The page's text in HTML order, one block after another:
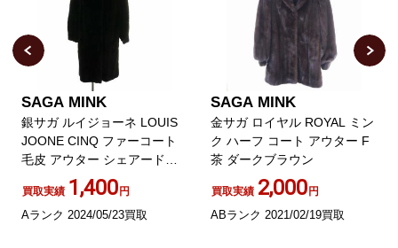
SAGA MINK
銀サガ ルイジョーネ LOUIS
JOONE CINQ ファーコート
毛皮 アウター シェアードミ
ンク ロング S 黒 ブラック
買取実績 1,400円
Aランク 2024/05/23買取
SAGA MINK
金サガ ロイヤル ROYAL ミン
ク ハーフ コート アウター F
茶 ダークブラウン
買取実績 2,000円
ABランク 2021/02/19買取